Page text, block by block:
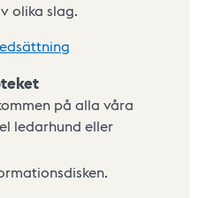
olika slag.
på alla våra
ledarhund eller